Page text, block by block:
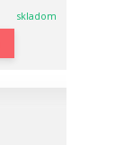
skladom